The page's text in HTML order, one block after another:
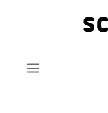
Zum Hauptinhalt